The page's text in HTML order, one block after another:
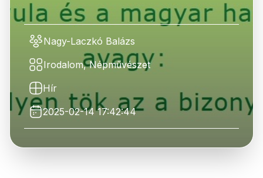
Nagy-Laczkó Balázs
Irodalom, Népművészet
Hír
2025-02-14 17:42:44